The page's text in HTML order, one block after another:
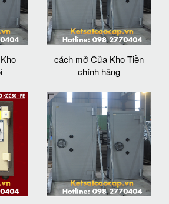
cách mở Cửa Kho Tiền
chính hãng